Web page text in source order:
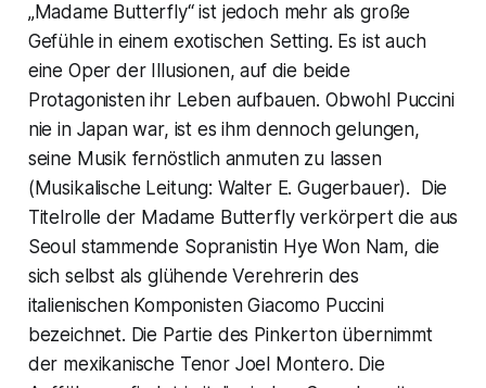
„Madame Butterfly“ ist jedoch mehr als große
Gefühle in einem exotischen Setting. Es ist auch
eine Oper der Illusionen, auf die beide
Protagonisten ihr Leben aufbauen. Obwohl Puccini
nie in Japan war, ist es ihm dennoch gelungen,
seine Musik fernöstlich anmuten zu lassen
(Musikalische Leitung: Walter E. Gugerbauer). Die
Titelrolle der Madame Butterfly verkörpert die aus
Seoul stammende Sopranistin Hye Won Nam, die
sich selbst als glühende Verehrerin des
italienischen Komponisten Giacomo Puccini
bezeichnet. Die Partie des Pinkerton übernimmt
der mexikanische Tenor Joel Montero. Die